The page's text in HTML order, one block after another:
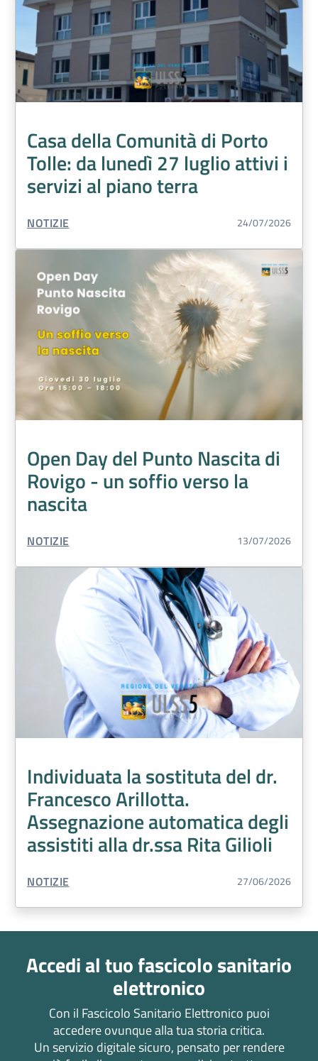
Casa della Comunità di Porto
Tolle: da lunedì 27 luglio attivi i
servizi al piano terra
TIPO CONTENUTO:
NOTIZIE 24/07/2026
Open Day del Punto Nascita di
Rovigo - un soffio verso la
nascita
TIPO CONTENUTO:
NOTIZIE 13/07/2026
Individuata la sostituta del dr.
Francesco Arillotta.
Assegnazione automatica degli
assistiti alla dr.ssa Rita Gilioli
TIPO CONTENUTO:
NOTIZIE 27/06/2026
Accedi al tuo fascicolo sanitario
elettronico
Con il Fascicolo Sanitario Elettronico puoi
accedere ovunque alla tua storia critica.
Un servizio digitale sicuro, pensato per rendere